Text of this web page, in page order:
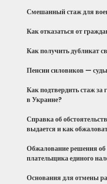
Смешанный стаж для
Как отказаться от
Как получить дубликат
Пенсии силовиков —
Как подтвердить стаж за
в Украине?
Справка об
выдается и как
Обжалование решения об
плательщика единого
Основания для отмены